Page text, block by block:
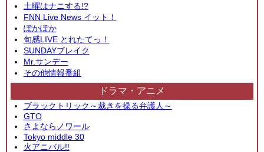
土曜はナニする!?
FNN Live News イット！
ぽかぽか
旬感LIVE とれたてっ！
SUNDAYブレイク
Mr.サンデー
その他情報番組
ドラマ・アニメ
ブラックトリック～裁きを操る弁護人～
GTO
さよならノワール
Tokyo middle 30
火アニバル!!